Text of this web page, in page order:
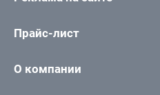
Прайс-лист
О компании